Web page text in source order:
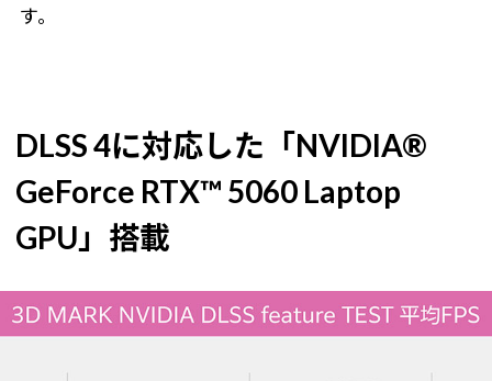
す。
DLSS 4に対応した「NVIDIA®
GeForce RTX™ 5060 Laptop
GPU」搭載